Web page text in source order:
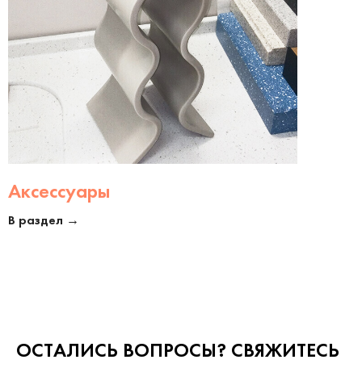
Аксессуары
В раздел →
ОСТАЛИСЬ ВОПРОСЫ? СВЯЖИТЕСЬ